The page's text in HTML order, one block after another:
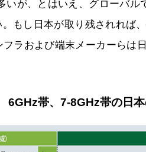
いが、とはいえ、グローバル
もし日本が取り残されれば
ラおよび端末メーカーらは
6GHz帯、7-8GHz帯の日